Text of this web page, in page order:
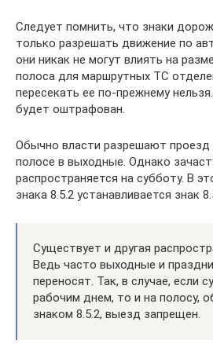
Следует помнить, что знаки
только разрешать движение по
они никак не могут влиять на
полоса для маршрутных ТС
пересекать ее по-прежнему
будет оштрафован.
Обычно власти разрешают проезд
полосе в выходные. Однако
распространяется на субботу. В
знака 8.5.2 устанавливается знак
Существует и другая
Ведь часто выходные и
переносят. Так, в случае, если
рабочим днем, то и на полосу,
знаком 8.5.2, выезд запрещен.